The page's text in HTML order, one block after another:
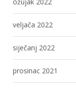
veljača 2022
siječanj 2022
prosinac 2021